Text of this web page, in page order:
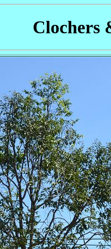
Clochers